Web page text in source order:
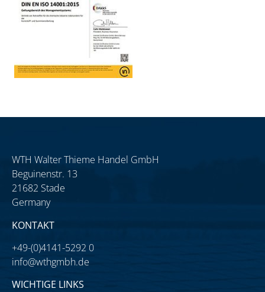
WTH Walter Thieme Handel GmbH
Beguinenstr. 13
21682 Stade
Germany
KONTAKT
+49-(0)4141-5292 0
info@wthgmbh.de
WICHTIGE LINKS